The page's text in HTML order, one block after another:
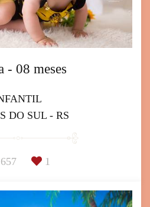
- 08 meses
DO SUL - RS
657 1